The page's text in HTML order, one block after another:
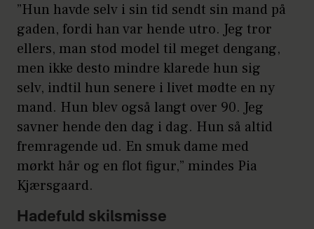
”Hun havde selv i sin tid sendt sin mand på
gaden, fordi han var hende utro. Jeg tror
ellers, man stod model til meget dengang,
men ikke desto mindre klarede hun sig
selv, indtil hun senere i livet mødte en ny
mand. Hun blev også langt over 90. Jeg
savner hende den dag i dag. Hun så altid
fremragende ud. En smuk dame med
mørkt hår og en flot figur,” mindes Pia
Kjærsgaard.
Hadefuld skilsmisse